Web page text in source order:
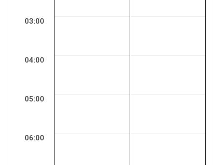
03:00
04:00
05:00
06:00